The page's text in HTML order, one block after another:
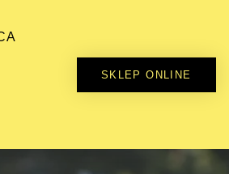
SKLEP ONLINE